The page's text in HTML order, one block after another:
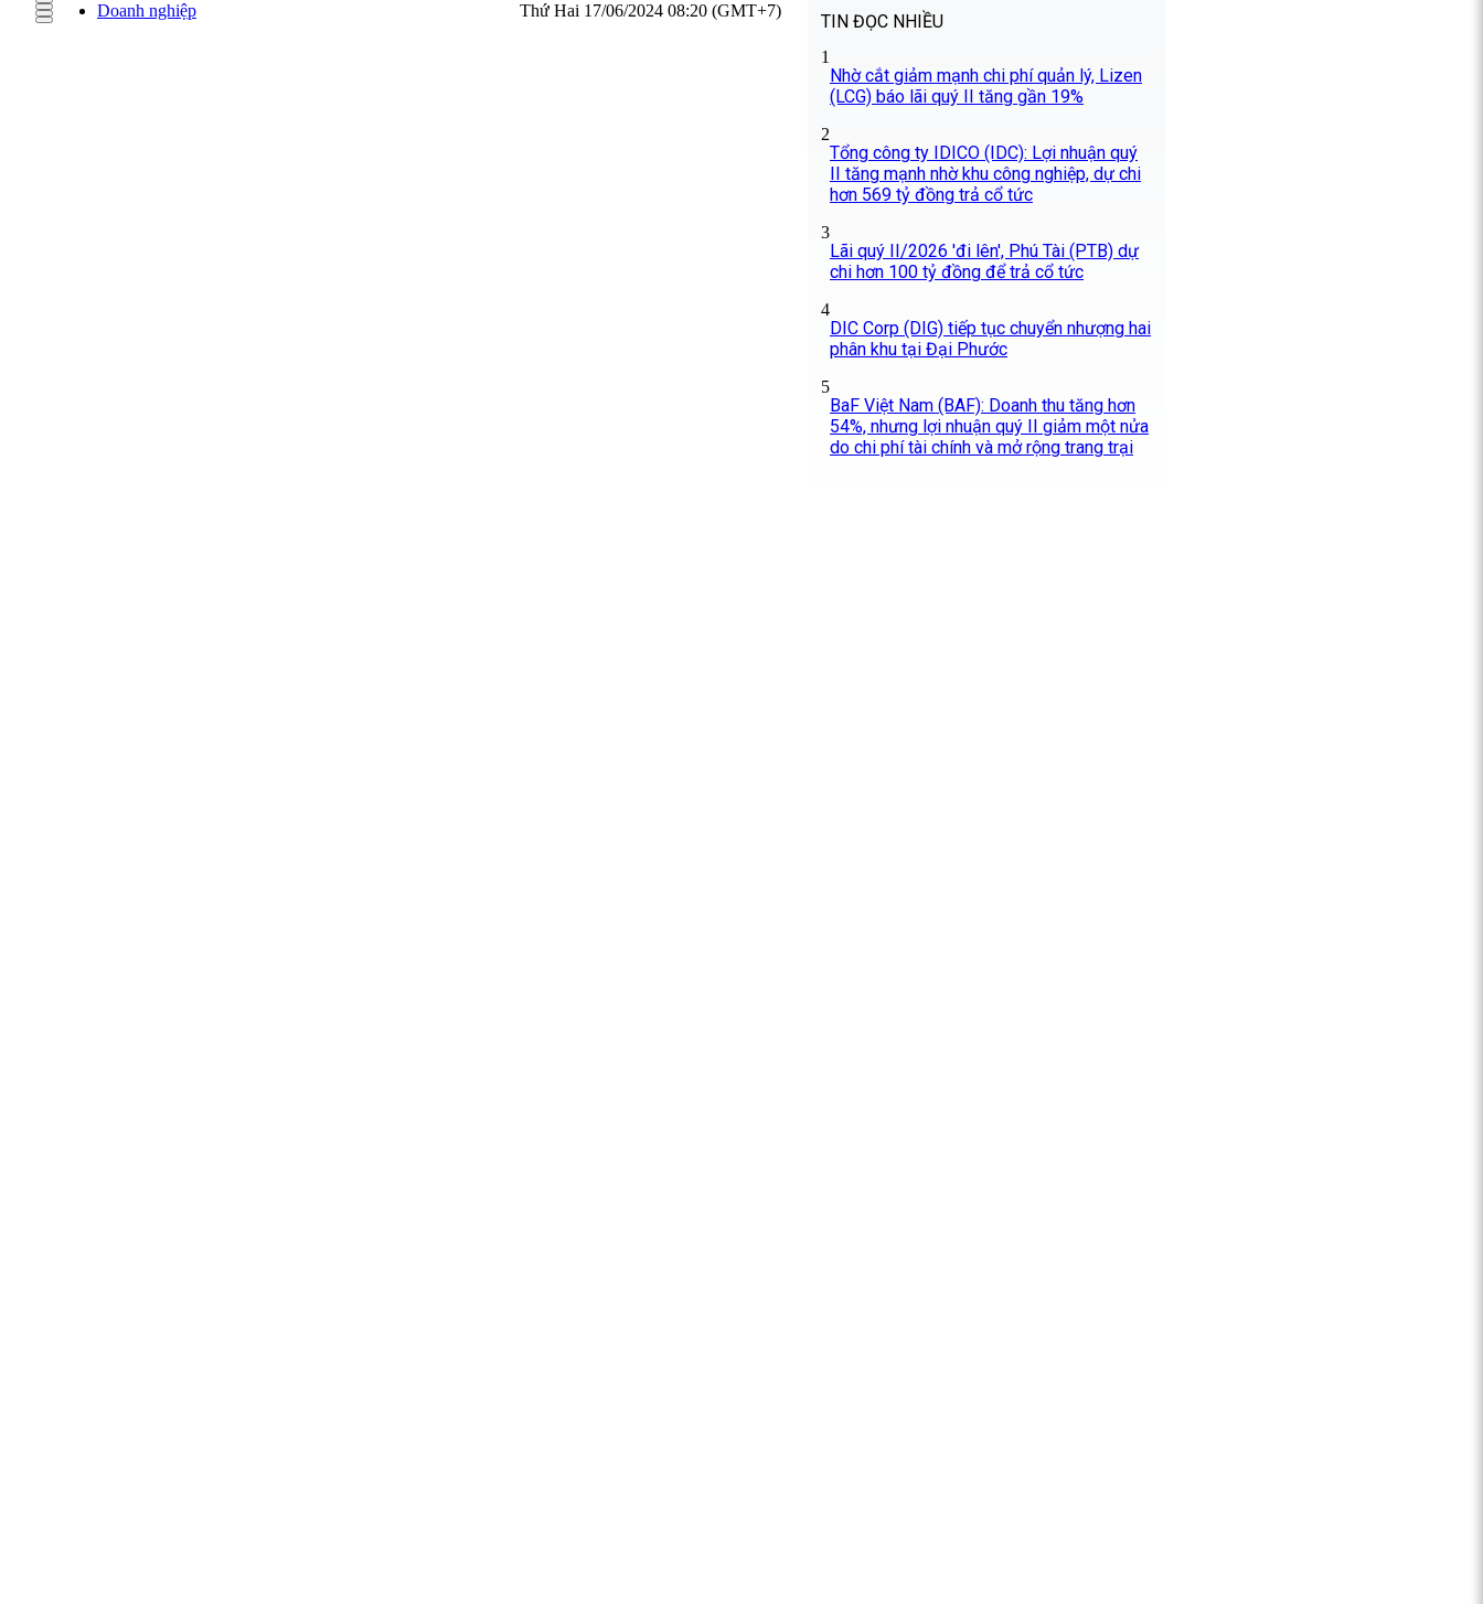
Doanh nghiệp Thứ Hai 17/06/2024 08:20 (GMT+7)
TIN ĐỌC NHIỀU
1
Nhờ cắt giảm mạnh chi phí quản lý, Lizen
(LCG) báo lãi quý II tăng gần 19%
2
Tổng công ty IDICO (IDC): Lợi nhuận quý
II tăng mạnh nhờ khu công nghiệp, dự chi
hơn 569 tỷ đồng trả cổ tức
3
Lãi quý II/2026 'đi lên', Phú Tài (PTB) dự
chi hơn 100 tỷ đồng để trả cổ tức
4
DIC Corp (DIG) tiếp tục chuyển nhượng hai
phân khu tại Đại Phước
5
BaF Việt Nam (BAF): Doanh thu tăng hơn
54%, nhưng lợi nhuận quý II giảm một nửa
do chi phí tài chính và mở rộng trang trại